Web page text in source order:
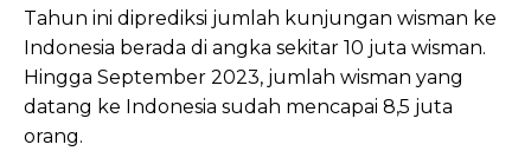
Tahun ini diprediksi jumlah kunjungan wisman ke
Indonesia berada di angka sekitar 10 juta wisman.
Hingga September 2023, jumlah wisman yang
datang ke Indonesia sudah mencapai 8,5 juta
orang.